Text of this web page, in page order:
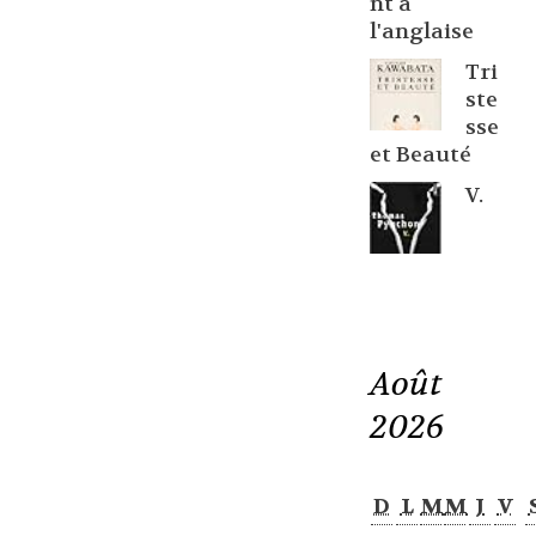
l'anglaise
Tri
ste
sse
et Beauté
V.
Août
2026
D L MM J V